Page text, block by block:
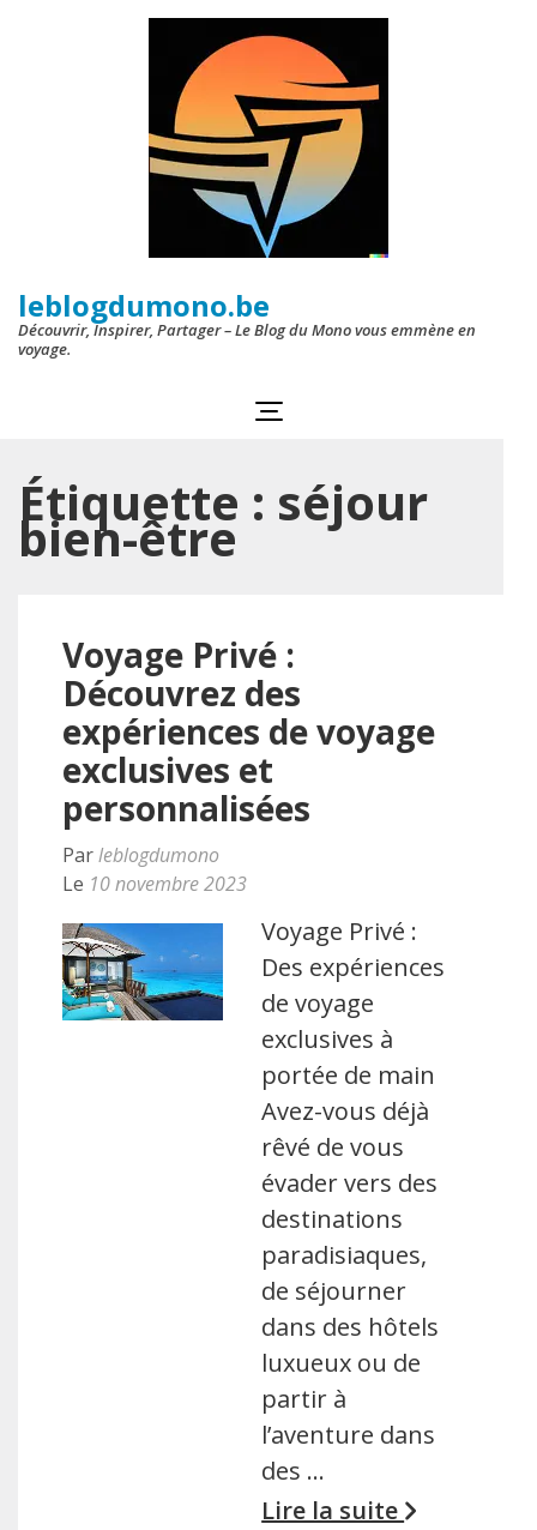
leblogdumono.be
Découvrir, Inspirer, Partager – Le Blog du Mono vous emmène en
voyage.
Étiquette : séjour
bien-être
Voyage Privé :
Découvrez des
expériences de voyage
exclusives et
personnalisées
Parleblogdumono
Le 10 novembre 2023
Voyage Privé :
Des expériences
de voyage
exclusives à
portée de main
Avez-vous déjà
rêvé de vous
évader vers des
destinations
paradisiaques,
de séjourner
dans des hôtels
luxueux ou de
partir à
l’aventure dans
des …
Lire la suite